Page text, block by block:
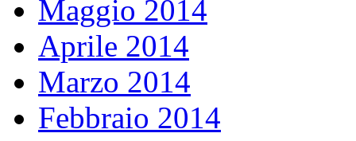
Maggio 2014
Aprile 2014
Marzo 2014
Febbraio 2014